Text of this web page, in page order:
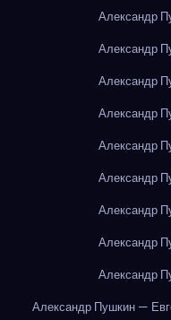
Александр
Александр
Александр
Александр
Александр
Александр
Александр
Александр
Александр
Александр Пушкин —